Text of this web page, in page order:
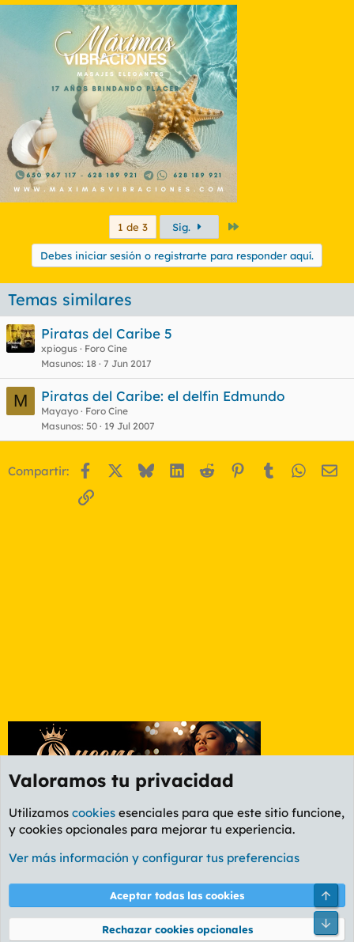
1 de 3 Sig.
Debes iniciar sesión o registrarte para responder aquí.
Temas similares
Piratas del Caribe 5
xpiogus
Foro Cine
Masunos 18 7 Jun 2017
M Piratas del Caribe: el delfin Edmundo
Mayayo
Foro Cine
Masunos 50 19 Jul 2007
Compartir: Facebook BlueskyLinkedIn
Reddit Pinterest
Tumblr
Enlace
Foro Cine
Cookies
PL OLDSTYLE AMARILLO
Términos y reglas Política de privacidad Ayuda
Valoramos tu privacidad
Utilizamos cookies esenciales para que este sitio funcione,
y cookies opcionales para mejorar tu experiencia.
Ver más información y configurar tus preferencias
Aceptar todas las cookies
Rechazar cookies opcionales
Pie